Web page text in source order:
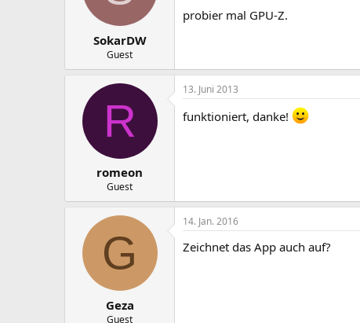
SokarDW
Guest
probier mal GPU-Z.
R
romeon
Guest
13. Juni 2013
funktioniert, danke!
G
Geza
Guest
14. Jan. 2016
Zeichnet das App auch auf?